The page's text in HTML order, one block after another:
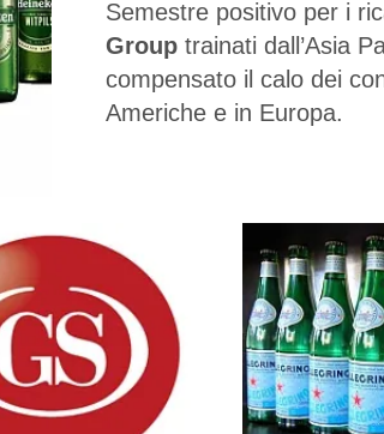
Semestre positivo per i
Group trainati dall’Asia
compensato il calo dei
Americhe e in Europa.